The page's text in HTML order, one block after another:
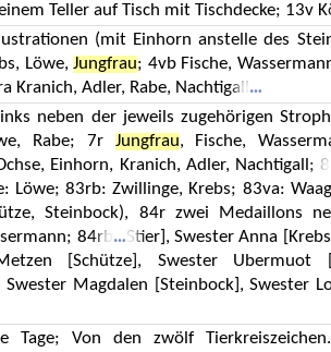
Teller auf Tisch mit Tischdecke; 13v
(mit Einhorn anstelle des
Löwe,Jungfrau; 4vb Fische,
Kranich, Adler, Rabe, Nachtigall
neben der jeweils zugehörigen
Rabe; 7r Jungfrau, Fische,
Einhorn, Kranich, Adler, Nachtigall; 8
Löwe; 83rb: Zwillinge, Krebs; 83va:
Steinbock), 84r zwei Medaillons
84rb
Stier], Swester Anna
[Schütze], Swester Ubermuot [
Swester Magdalen [Steinbock], Swester
Tage; Von den zwölf